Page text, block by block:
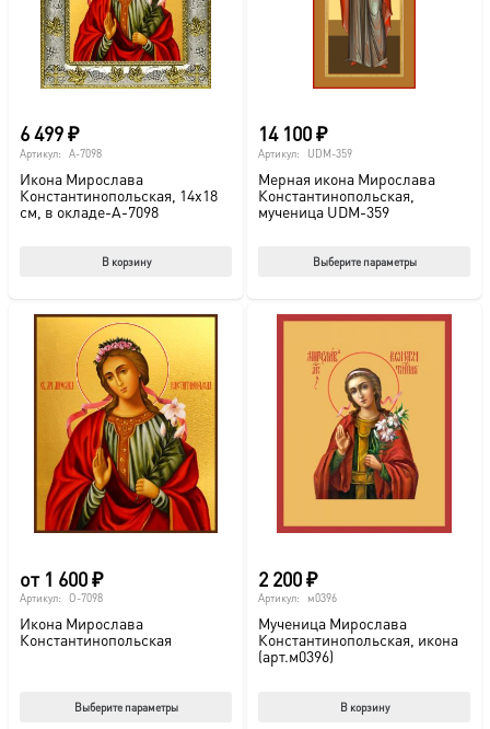
6 499₽
Артикул: A-7098
Икона Мирослава
Константинопольская, 14х18
см, в окладе-A-7098
В корзину
14 100₽
Артикул: UDM-359
Мерная икона Мирослава
Константинопольская,
мученица UDM-359
Выберите параметры
от 1 600₽
Артикул: O-7098
Икона Мирослава
Константинопольская
Выберите параметры
2 200₽
Артикул: м0396
Мученица Мирослава
Константинопольская, икона
(арт.м0396)
В корзину